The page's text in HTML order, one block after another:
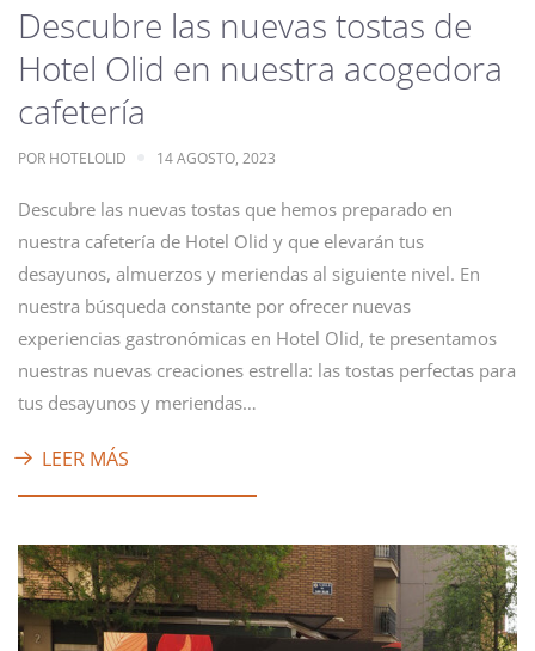
Descubre las nuevas tostas de
Hotel Olid en nuestra acogedora
cafetería
POR HOTELOLID 14 AGOSTO, 2023
Descubre las nuevas tostas que hemos preparado en
nuestra cafetería de Hotel Olid y que elevarán tus
desayunos, almuerzos y meriendas al siguiente nivel. En
nuestra búsqueda constante por ofrecer nuevas
experiencias gastronómicas en Hotel Olid, te presentamos
nuestras nuevas creaciones estrella: las tostas perfectas para
tus desayunos y meriendas…
LEER MÁS